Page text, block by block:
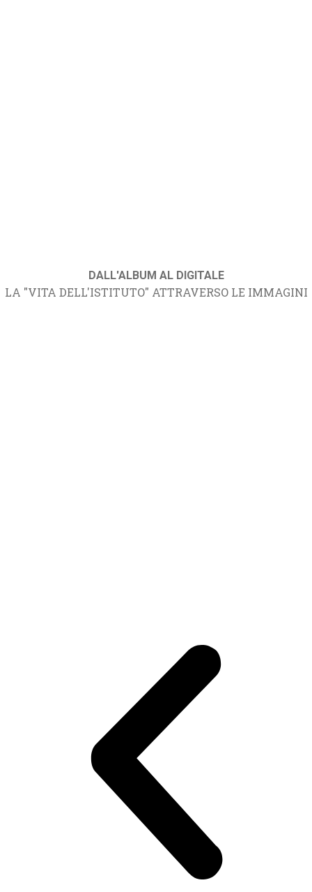
DALL'ALBUM AL DIGITALE
LA "VITA DELL'ISTITUTO" ATTRAVERSO LE IMMAGINI